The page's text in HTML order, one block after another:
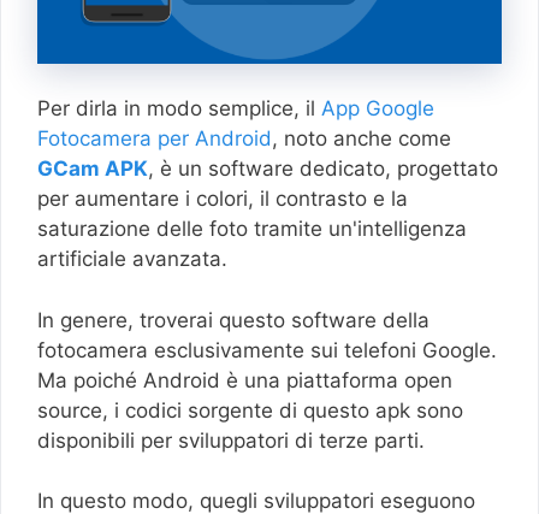
Per dirla in modo semplice, il App Google
Fotocamera per Android, noto anche come
GCam APK, è un software dedicato, progettato
per aumentare i colori, il contrasto e la
saturazione delle foto tramite un'intelligenza
artificiale avanzata.
In genere, troverai questo software della
fotocamera esclusivamente sui telefoni Google.
Ma poiché Android è una piattaforma open
source, i codici sorgente di questo apk sono
disponibili per sviluppatori di terze parti.
In questo modo, quegli sviluppatori eseguono